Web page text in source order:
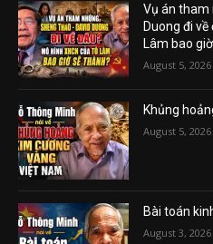
Vụ án tham
Duong đi về
Lâm bao
August 5, 2026
Khủng
August 5, 2026
Bài toán
August 3, 2026